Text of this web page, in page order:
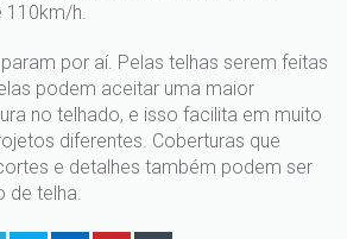
110km/h.
por aí. Pelas telhas serem feitas
podem aceitar uma maior
no telhado, e isso facilita em muito
diferentes. Coberturas que
e detalhes também podem ser
de telha.